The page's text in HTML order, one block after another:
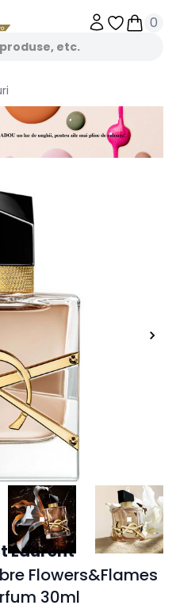
Obiecte
0
Laurent
Flowers&Flames
30ml